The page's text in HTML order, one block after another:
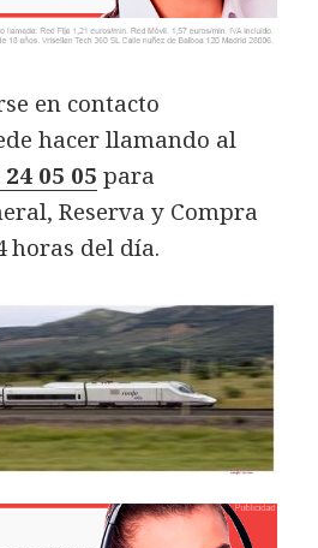
en contacto
hacer llamando al
05 05 para
Reserva y Compra
horas del día.